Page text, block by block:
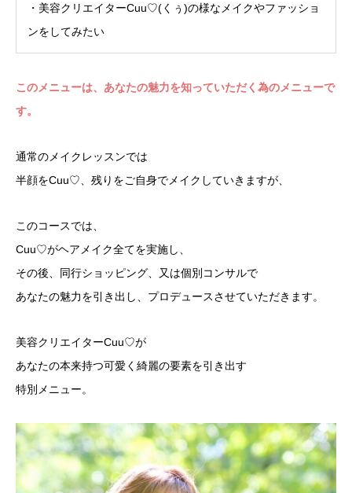
・美容クリエイターCuu♡(くぅ)の様なメイクやファッショ
ンをしてみたい
このメニューは、あなたの魅力を知っていただく為のメニューで
す。
通常のメイクレッスンでは
半顔をCuu♡、残りをご自身でメイクしていきますが、
このコースでは、
Cuu♡がヘアメイク全てを実施し、
その後、同行ショッピング、又は個別コンサルで
あなたの魅力を引き出し、プロデュースさせていただきます。
美容クリエイターCuu♡が
あなたの本来持つ可愛く綺麗の要素を引き出す
特別メニュー。